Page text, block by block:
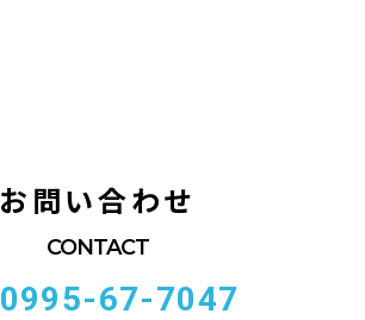
お問い合わせ
0995-67-7047